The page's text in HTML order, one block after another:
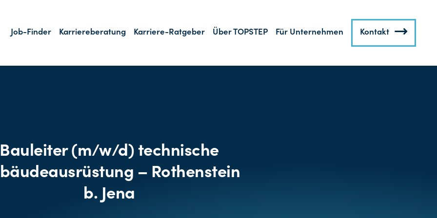
Job-Finder Karriereberatung Karriere-Ratgeber Über TOPSTEP Für Unternehmen Kontakt
Bauleiter (m/w/d) technische
– Rothenstein
b. Jena